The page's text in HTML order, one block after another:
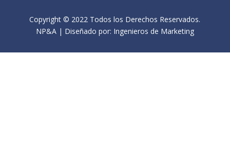
Copyright © 2022 Todos los Derechos Reservados.
NP&A | Diseñado por: Ingenieros de Marketing